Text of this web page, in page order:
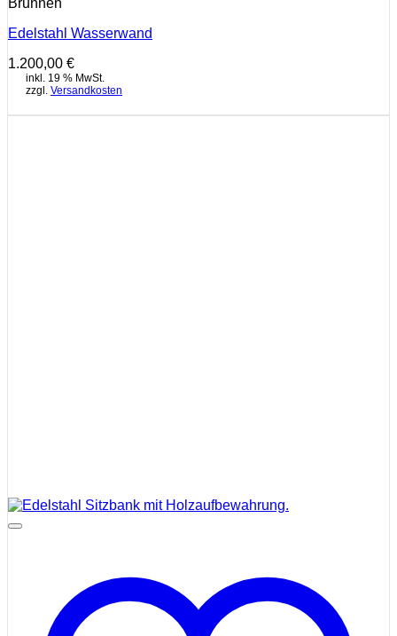
Brunnen
Edelstahl Wasserwand
1.200,00 €
inkl. 19 % MwSt.
zzgl. Versandkosten